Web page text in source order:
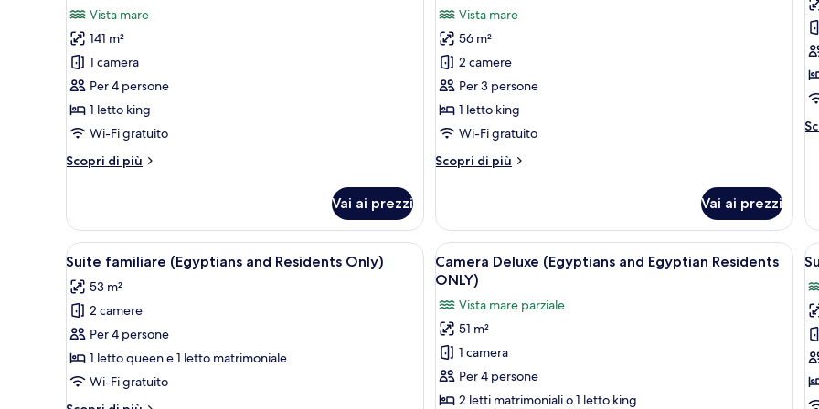
foto
per
Suite
Presidenziale
(Poch
Club)
recensione)
Vista mare
141 m²
1 camera
Per 4 persone
1 letto king
Wi-Fi gratuito
Scopri di più
Altri
Presidenziale
(Poch
Club)
Vai ai prezzi
foto
per
Suite
Executive
(Poch
Club)
recensione)
Vista mare
56 m²
2 camere
Per 3 persone
1 letto king
Wi-Fi gratuito
Scopri di più
Altri
Executive
(Poch
Club)
Vai ai prezzi
and
Apri
tutte
le
foto
per
Suite
familiare
Una camera d'albergo con un letto, una scrivania, una sedia, una televisione e un balcone con tende,
3
Suite familiare (Egyptians and Residents Only)
53 m²
2 camere
Per 4 persone
1 letto queen e 1 letto matrimoniale
Wi-Fi gratuito
Apri
tutte
foto
per
Camera
Deluxe
(Egyptians
Camera d'albergo con due letti,
4
Camera Deluxe (Egyptians and Egyptian Residents
ONLY)
Vista mare parziale
51 m²
1 camera
Per 4 persone
2 letti matrimoniali o 1 letto king
le